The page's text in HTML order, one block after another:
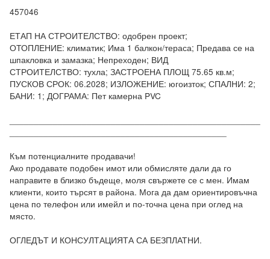
457046
ЕТАП НА СТРОИТЕЛСТВО: одобрен проект;
ОТОПЛЕНИЕ: климатик; Има 1 балкон/тераса; Предава се на
шпакловка и замазка; Непреходен; ВИД
СТРОИТЕЛСТВО: тухла; ЗАСТРОЕНА ПЛОЩ 75.65 кв.м;
ПУСКОВ СРОК: 06.2028; ИЗЛОЖЕНИЕ: югоизток; СПАЛНИ: 2;
БАНИ: 1; ДОГРАМА: Пет камерна PVC
Към потенциалните продавачи!
Ако продавате подобен имот или обмисляте дали да го
направите в близко бъдеще, моля свържете се с мен. Имам
клиенти, които търсят в района. Мога да дам ориентировъчна
цена по телефон или имейл и по-точна цена при оглед на
място.
ОГЛЕДЪТ И КОНСУЛТАЦИЯТА СА БЕЗПЛАТНИ.